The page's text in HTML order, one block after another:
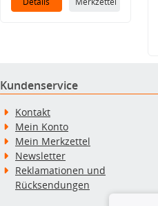
Kundenservice
Kontakt
Mein Konto
Mein Merkzettel
Newsletter
Reklamationen und
Rücksendungen